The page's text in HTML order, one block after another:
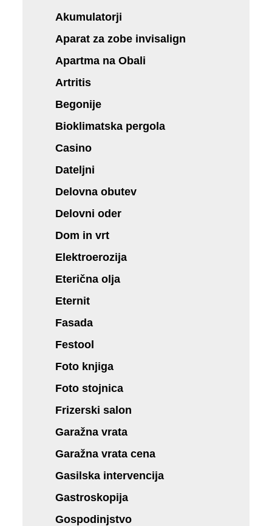
Akumulatorji
Aparat za zobe invisalign
Apartma na Obali
Artritis
Begonije
Bioklimatska pergola
Casino
Dateljni
Delovna obutev
Delovni oder
Dom in vrt
Elektroerozija
Eterična olja
Eternit
Fasada
Festool
Foto knjiga
Foto stojnica
Frizerski salon
Garažna vrata
Garažna vrata cena
Gasilska intervencija
Gastroskopija
Gospodinjstvo